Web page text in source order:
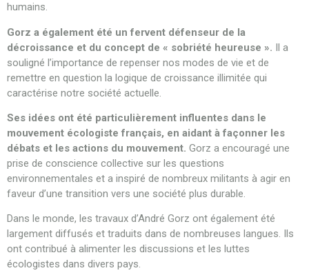
humains.
Gorz a également été un fervent défenseur de la
décroissance et du concept de « sobriété heureuse ». Il a
souligné l’importance de repenser nos modes de vie et de
remettre en question la logique de croissance illimitée qui
caractérise notre société actuelle.
Ses idées ont été particulièrement influentes dans le
mouvement écologiste français, en aidant à façonner les
débats et les actions du mouvement. Gorz a encouragé une
prise de conscience collective sur les questions
environnementales et a inspiré de nombreux militants à agir en
faveur d’une transition vers une société plus durable.
Dans le monde, les travaux d’André Gorz ont également été
largement diffusés et traduits dans de nombreuses langues. Ils
ont contribué à alimenter les discussions et les luttes
écologistes dans divers pays.